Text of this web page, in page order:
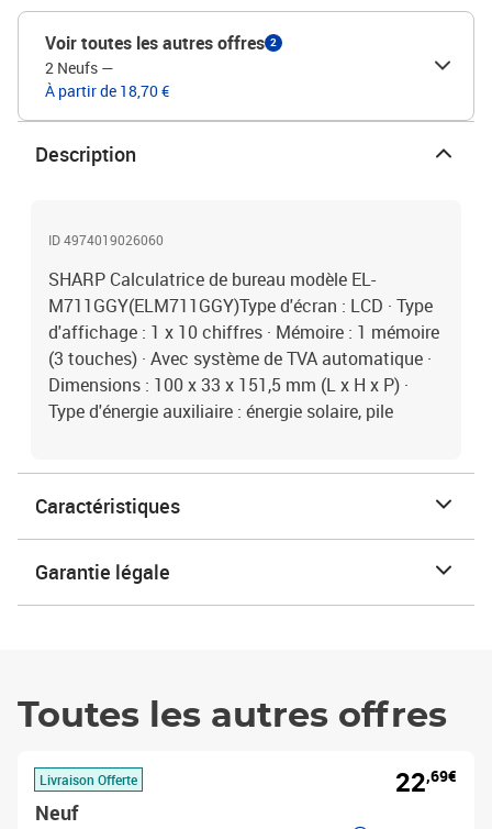
Voir toutes les autres offres 2
2 Neufs —
À partir de 18,70 €
Description
ID 4974019026060
SHARP Calculatrice de bureau modèle EL-
M711GGY(ELM711GGY)Type d'écran : LCD · Type
d'affichage : 1 x 10 chiffres · Mémoire : 1 mémoire
(3 touches) · Avec système de TVA automatique ·
Dimensions : 100 x 33 x 151,5 mm (L x H x P) ·
Type d'énergie auxiliaire : énergie solaire, pile
Caractéristiques
Garantie légale
Toutes les autres offres
Livraison Offerte
Neuf
22,69€